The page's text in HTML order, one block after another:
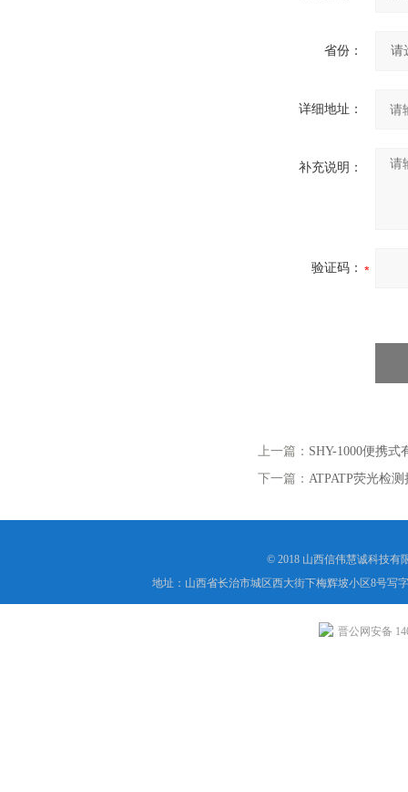
省份：
详细地址：
补充说明：
验证码：
上一篇： SHY-1000便携
下一篇： ATPATP荧光检测
© 2018 山西信伟慧诚科技有
地址：山西省长治市城区西大街下梅辉坡小区8号写
晋公网安备